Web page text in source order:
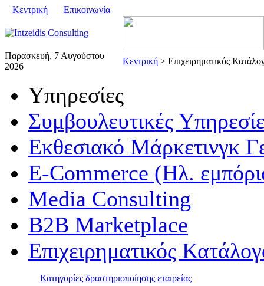
Κεντρική Επικοινωνία
Παρασκευή, 7 Αυγούστου
2026
Κεντρική > Επιχειρηματικός
Υπηρεσίες
Συμβουλευτικές
Εκθεσιακό Μάρκετινγκ
E-Commerce (Ηλ.
Media Consulting
B2B Marketplace
Επιχειρηματικός
Κατηγορίες δραστηριοποίησης εταιρείας